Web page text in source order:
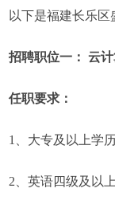
以下是福建长乐
招聘职位一： 云
任职要求：
1、大专及以上学历
2、英语四级及以上